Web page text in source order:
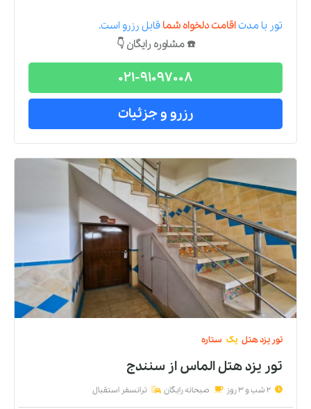
تور با مدتاقامت دلخواه شما قابل رزرو است.
☎️ مشاوره رایگان 👇
021-91097008
رزرو و جزئیات
تور یزدهتل یک ستاره
تور یزد هتل الماساز سنندج
2 شب و 3 روز صبحانه رایگان ترانسفر استقبال